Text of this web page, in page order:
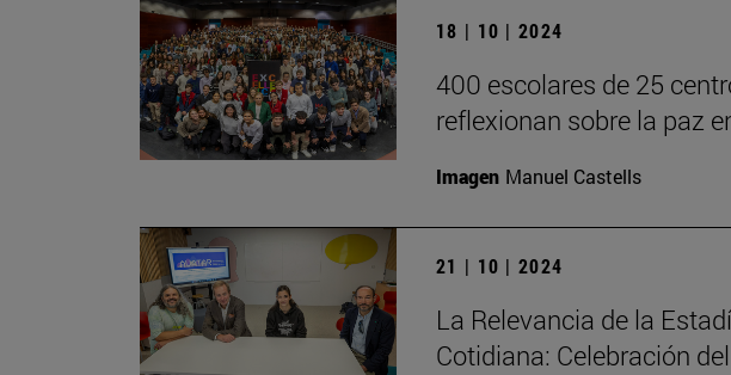
18 | 10 | 2024
400 escolares de 25
reflexionan sobre la paz
Imagen Manuel Castells
21 | 10 | 2024
La Relevancia de la
Cotidiana: Celebración